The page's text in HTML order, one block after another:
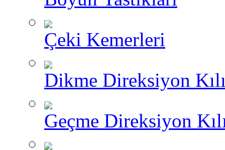
Çeki Kemerleri
Dikme Direksiyon
Geçme Direksiyon